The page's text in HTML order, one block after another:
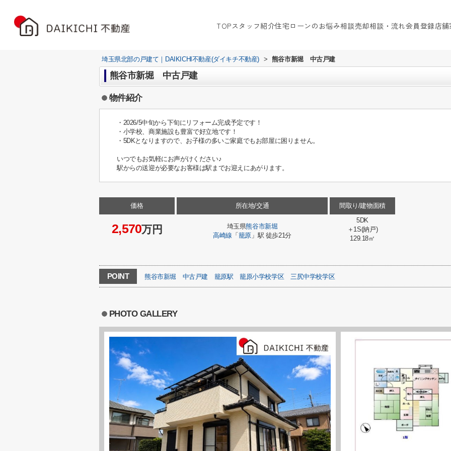
TOPスタッフ紹介住宅ローンのお悩み相談売却相談・流れ会員登録店
埼玉県北部の戸建て｜DAIKICHI不動産(ダイキチ不動産) > 熊谷市新堀 中古戸建
熊谷市新堀 中古戸建
物件紹介
・2026/5中旬から下旬にリフォーム完成予定です！
・小学校、商業施設も豊富で好立地です！
・5DKとなりますので、お子様の多いご家庭でもお部屋に困りません。
いつでもお気軽にお声がけください♪
駅からの送迎が必要なお客様は駅までお迎えにあがります。
価格
2,570万円
所在地/交通
埼玉県熊谷市新堀
高崎線 「 籠原」駅 徒歩21分
間取り/建物面積
5DK
＋1S(納戸)
129.18㎡
POINT 熊谷市新堀 中古戸建 籠原駅 籠原小学校学区 三尻中学校学区
PHOTO GALLERY